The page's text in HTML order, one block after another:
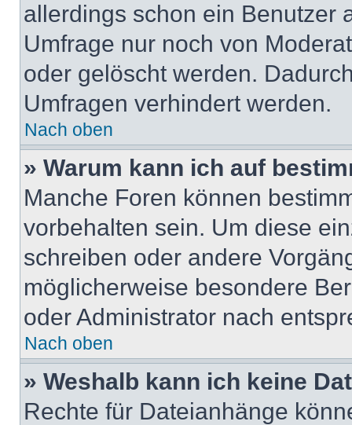
allerdings schon ein Benutzer
Umfrage nur noch von
oder gelöscht werden.
Umfragen verhindert werden.
Nach oben
» Warum kann ich auf
Manche Foren können
vorbehalten sein. Um diese
schreiben oder andere
möglicherweise besondere
oder Administrator nach
Nach oben
» Weshalb kann ich keine
Rechte für Dateianhänge